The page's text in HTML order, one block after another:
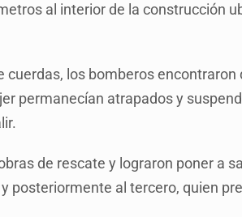
al interior de la construcción
cuerdas, los bomberos
permanecían atrapados y
de rescate y lograron poner a
posteriormente al tercero, quien